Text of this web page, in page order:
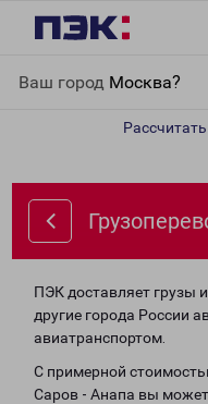
Ваш город Москва?
ПЭК доставляет грузы
другие города России
авиатранспортом.
С примерной
Саров - Анапа вы